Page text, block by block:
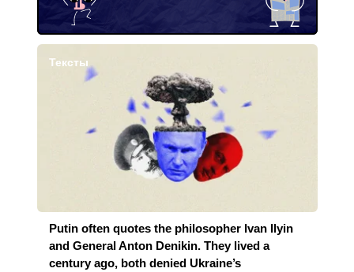
Тексты
Putin often quotes the philosopher Ivan Ilyin
and General Anton Denikin. They lived a
century ago, both denied Ukraine’s